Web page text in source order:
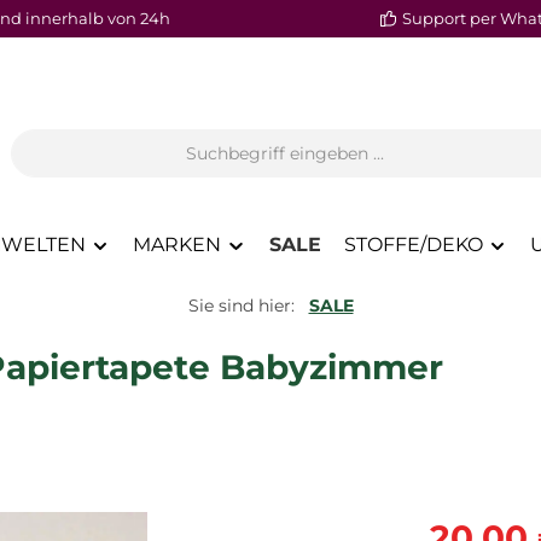
innerhalb von 24h Support per
MARKEN SALE STOFFE/DEKO
Sie sind hier: SALE
Babyzimmer